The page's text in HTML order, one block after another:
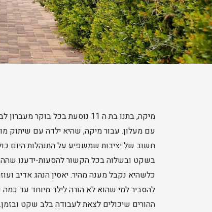
מיקה, בתנו בת ה 11 נוסעת בכל
עם מעלון. עבור מיקה, שהיא ילדה עם שיתוק
חשוב של יציבות שמשפיע על התנהלות היום
בשקט ובשלוה בכל הקשור להסעות-ידענו
כלשהיא נקבל מענה מהיר. יאסין הנהג אדיב
להסביר למי שהוא לא הורה לילד מיוחד עד
ההורים שיכולים לצאת לעבודה בלב שקט